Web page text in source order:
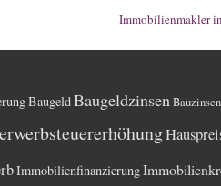
Immobilienmakler
BaugeldBaugeldzinsenBauzinsen
Immobilienfinanzierung